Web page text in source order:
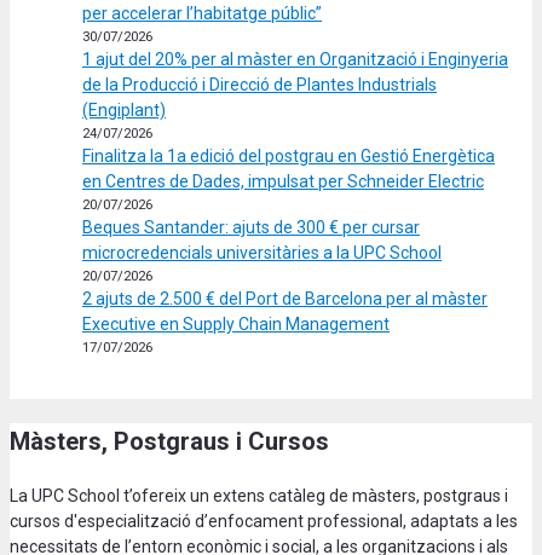
per accelerar l’habitatge públic”
30/07/2026
1 ajut del 20% per al màster en Organització i Enginyeria
de la Producció i Direcció de Plantes Industrials
(Engiplant)
24/07/2026
Finalitza la 1a edició del postgrau en Gestió Energètica
en Centres de Dades, impulsat per Schneider Electric
20/07/2026
Beques Santander: ajuts de 300 € per cursar
microcredencials universitàries a la UPC School
20/07/2026
2 ajuts de 2.500 € del Port de Barcelona per al màster
Executive en Supply Chain Management
17/07/2026
Màsters, Postgraus i Cursos
La UPC School t’ofereix un extens catàleg de màsters, postgraus i
cursos d'especialització d’enfocament professional, adaptats a les
necessitats de l’entorn econòmic i social, a les organitzacions i als